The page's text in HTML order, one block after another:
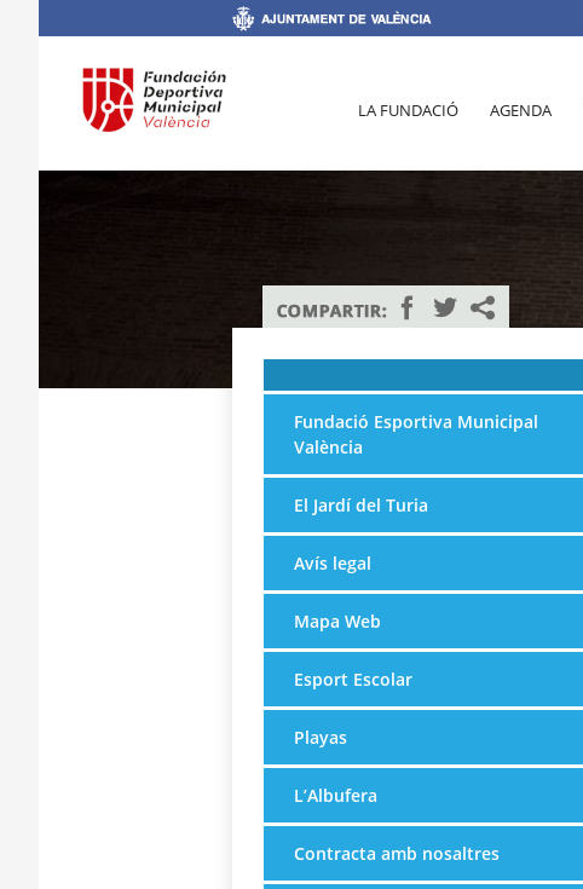
LA FUNDACIÓ AGENDA
Fundació Esportiva Municipal
València
El Jardí del Turia
Avís legal
Mapa Web
Esport Escolar
Playas
L’Albufera
Contracta amb nosaltres